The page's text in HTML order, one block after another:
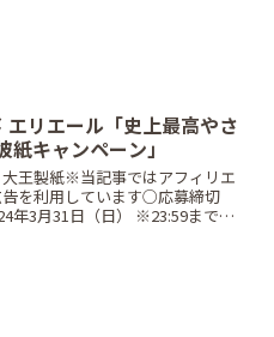
エリエール「史上最高やさ
紙キャンペーン」
王製紙※当記事ではアフィリエ
告を利用しています○応募締切
年3月31日（日） ※23:59まで○